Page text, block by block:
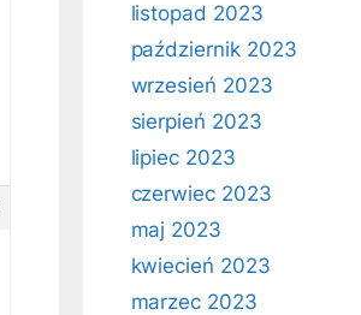
listopad 2023
październik 2023
wrzesień 2023
sierpień 2023
lipiec 2023
czerwiec 2023
maj 2023
kwiecień 2023
marzec 2023